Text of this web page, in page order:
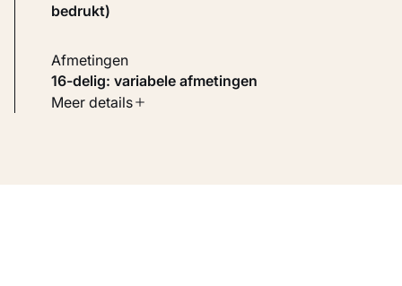
bedrukt)
Afmetingen
16-delig: variabele afmetingen
Soort werk
Meer details